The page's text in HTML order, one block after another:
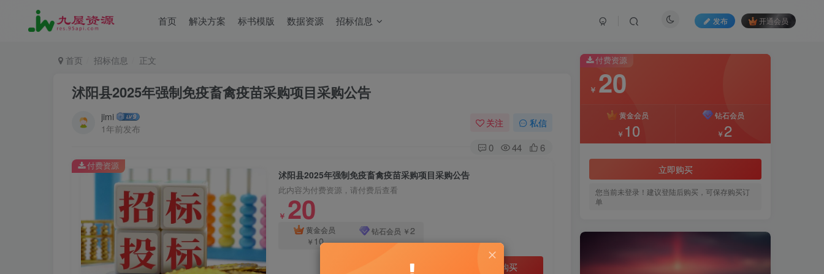
首页 解决方案 标书模版 数据资源 招标信息 发布 开通会员
首页 招标信息 正文
沭阳县2025年强制免疫畜禽疫苗采购项目采购公告
jimi
1年前发布
关注 私信
0 44 6
沭阳县2025年强制免疫畜禽疫苗采购项目采购公告
此内容为付费资源，请付费后查看
￥ 20
黄金会员
￥ 10
钻石会员 ￥2
立即购买
付费资源
付费资源
￥ 20
黄金会员
￥ 10
钻石会员
￥ 2
立即购买
您当前未登录！建议登陆后购买，可保存购买订
单